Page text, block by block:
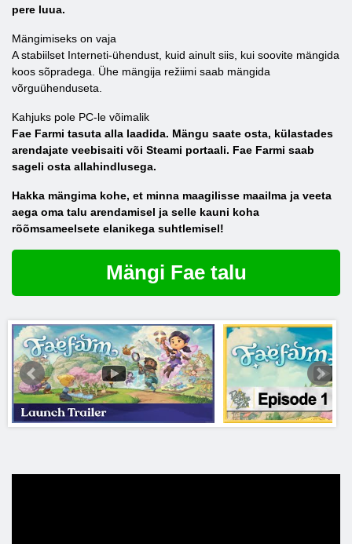
pere luua.
Mängimiseks on vaja
A stabiilset Interneti-ühendust, kuid ainult siis, kui soovite mängida
koos sõpradega. Ühe mängija režiimi saab mängida
võrguühenduseta.
Kahjuks pole PC-le võimalik
Fae Farmi tasuta alla laadida. Mängu saate osta, külastades
arendajate veebisaiti või Steami portaali. Fae Farmi saab
sageli osta allahindlusega.
Hakka mängima kohe, et minna maagilisse maailma ja veeta
aega oma talu arendamisel ja selle kauni koha
rõõmsameelsete elanikega suhtlemisel!
Mängi Fae talu